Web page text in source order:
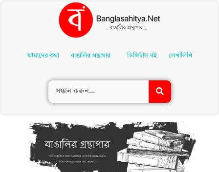
Contentআমাদের কথা বাঙালির গ্রন্থাগার ডিজিটাল বই লেখালিখি